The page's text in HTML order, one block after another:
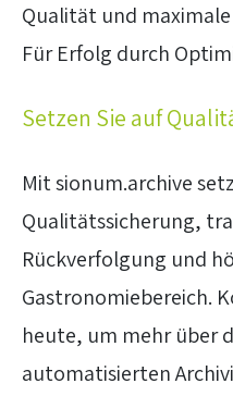
Qualität und
Für Erfolg durch
Setzen Sie auf
Mit sionum.archive
Qualitätssicherung,
Rückverfolgung und
Gastronomiebereich.
heute, um mehr über
automatisierten